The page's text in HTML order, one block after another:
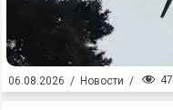
06.08.2026 / Новости /